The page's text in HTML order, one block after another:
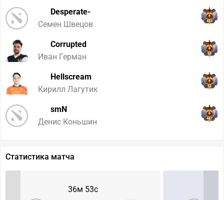
Desperate-
Семен Швецов
493
Corrupted
Иван Герман
69
Hellscream
Кирилл Лагутик
52
smN
Денис Коньшин
467
Статистика матча
36м 53с